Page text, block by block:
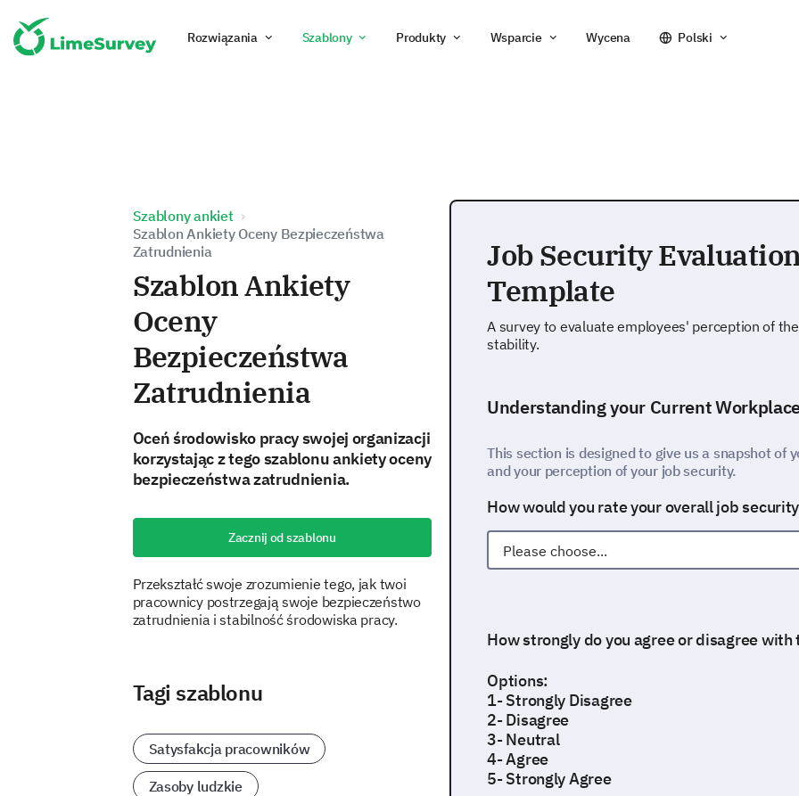
Rozwiązania Szablony Produkty Wsparcie Wycena Polski
Szablony ankiet
Szablon Ankiety Oceny Bezpieczeństwa
Zatrudnienia
Szablon Ankiety
Oceny
Bezpieczeństwa
Zatrudnienia
Oceń środowisko pracy swojej organizacji
korzystając z tego szablonu ankiety oceny
bezpieczeństwa zatrudnienia.
Zacznij od szablonu
Przekształć swoje zrozumienie tego, jak twoi
pracownicy postrzegają swoje bezpieczeństwo
zatrudnienia i stabilność środowiska pracy.
Tagi szablonu
Satysfakcja pracowników
Zasoby ludzkie
Job Security
Template
A survey to evaluate employees' perception of
stability.
Understanding your Current
This section is designed to give us a snapshot of
and your perception of your job security.
How would you rate your overall job
How strongly do you agree or disagree
Options:
1- Strongly Disagree
2- Disagree
3- Neutral
4- Agree
5- Strongly Agree